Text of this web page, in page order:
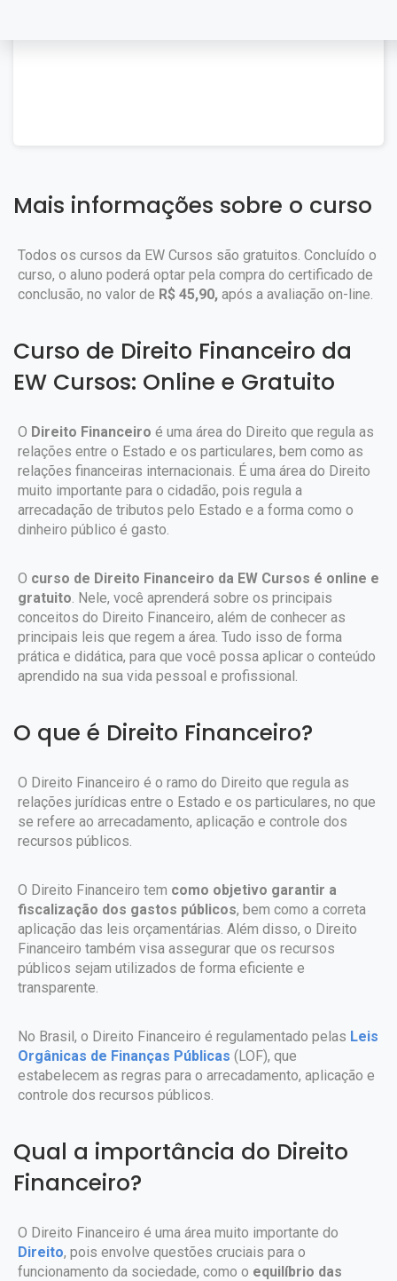
Mais informações sobre o curso
Todos os cursos da EW Cursos são gratuitos. Concluído o
curso, o aluno poderá optar pela compra do certificado de
conclusão, no valor de R$ 45,90, após a avaliação on-line.
Curso de Direito Financeiro da
EW Cursos: Online e Gratuito
O Direito Financeiro é uma área do Direito que regula as
relações entre o Estado e os particulares, bem como as
relações financeiras internacionais. É uma área do Direito
muito importante para o cidadão, pois regula a
arrecadação de tributos pelo Estado e a forma como o
dinheiro público é gasto.
O curso de Direito Financeiro da EW Cursos é online e
gratuito. Nele, você aprenderá sobre os principais
conceitos do Direito Financeiro, além de conhecer as
principais leis que regem a área. Tudo isso de forma
prática e didática, para que você possa aplicar o conteúdo
aprendido na sua vida pessoal e profissional.
O que é Direito Financeiro?
O Direito Financeiro é o ramo do Direito que regula as
relações jurídicas entre o Estado e os particulares, no que
se refere ao arrecadamento, aplicação e controle dos
recursos públicos.
O Direito Financeiro tem como objetivo garantir a
fiscalização dos gastos públicos, bem como a correta
aplicação das leis orçamentárias. Além disso, o Direito
Financeiro também visa assegurar que os recursos
públicos sejam utilizados de forma eficiente e
transparente.
No Brasil, o Direito Financeiro é regulamentado pelas Leis
Orgânicas de Finanças Públicas (LOF), que
estabelecem as regras para o arrecadamento, aplicação e
controle dos recursos públicos.
Qual a importância do Direito
Financeiro?
O Direito Financeiro é uma área muito importante do
Direito, pois envolve questões cruciais para o
funcionamento da sociedade, como o equilíbrio das